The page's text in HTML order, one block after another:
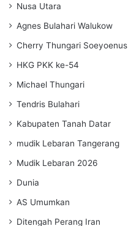
Nusa Utara
Agnes Bulahari Walukow
Cherry Thungari Soeyoenus
HKG PKK ke-54
Michael Thungari
Tendris Bulahari
Kabupaten Tanah Datar
mudik Lebaran Tangerang
Mudik Lebaran 2026
Dunia
AS Umumkan
Ditengah Perang Iran